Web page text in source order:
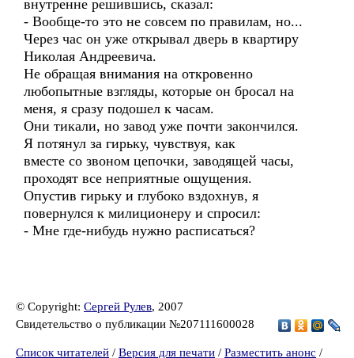
внутренне решившись, сказал:
- Вообще-то это не совсем по правилам, но...
Через час он уже открывал дверь в квартиру
Николая Андреевича.
Не обращая внимания на откровенно
любопытные взгляды, которые он бросал на
меня, я сразу подошел к часам.
Они тикали, но завод уже почти закончился.
Я потянул за гирьку, чувствуя, как
вместе со звоном цепочки, заводящей часы,
проходят все неприятные ощущения.
Опустив гирьку и глубоко вздохнув, я
повернулся к милиционеру и спросил:
- Мне где-нибудь нужно расписаться?
© Copyright: Сергей Рулев, 2007
Свидетельство о публикации №207111600028
Список читателей / Версия для печати / Разместить анонс /